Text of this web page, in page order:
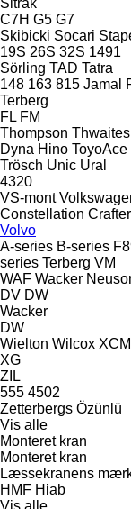
C7H G5 G7
Skibicki Socari
19S 26S 32S 1491
Sörling TAD Tatra
148 163 815 Jamal
Terberg
FL FM
Thompson Thwaites
Dyna Hino ToyoAce
Trösch Unic Ural
4320
VS-mont
Constellation Crafter
Volvo
A-series B-series
series Terberg VM
WAF Wacker
DV DW
Wacker
DW
Wielton Wilcox
XG
ZIL
555 4502
Zetterbergs Özünlü
Vis alle
Monteret kran
Monteret kran
Læssekranens
HMF Hiab
Vis alle